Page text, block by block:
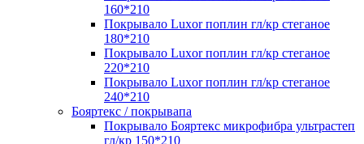
160*210
Покрывало Luxor поплин гл/кр стеганое
180*210
Покрывало Luxor поплин гл/кр стеганое
220*210
Покрывало Luxor поплин гл/кр стеганое
240*210
Бояртекс / покрывапа
Покрывало Бояртекс микрофибра ультрастеп
гл/кр 150*210